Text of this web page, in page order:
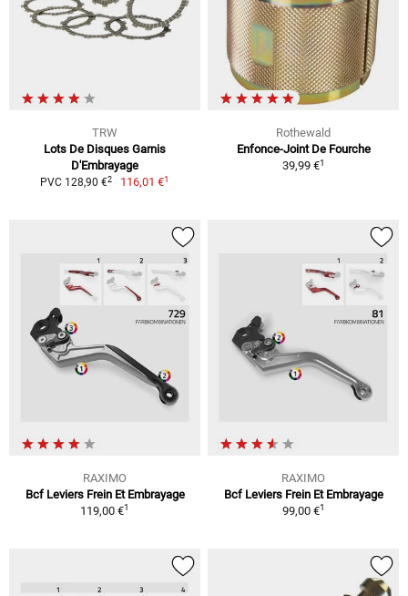
TRW
Lots De Disques Garnis
D'Embrayage
PVC 128,90 €2 116,01 €1
Rothewald
Enfonce-Joint De Fourche
39,99 €1
RAXIMO
Bcf Leviers Frein Et Embrayage
119,00 €1
RAXIMO
Bcf Leviers Frein Et Embrayage
99,00 €1